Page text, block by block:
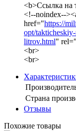
<b>Ссылка на
<!--noindex--
href="https://
opt/
litrov.html"
<br>
<br>
Страна
Отзывы
Похожие товары